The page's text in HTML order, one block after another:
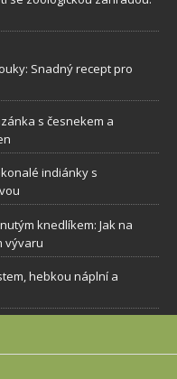
Snadný recept pro
s česnekem a
indiánky s
knedlíkem: Jak na
vývaru
hebkou náplní a